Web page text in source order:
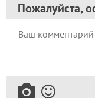
Пожалуйста,